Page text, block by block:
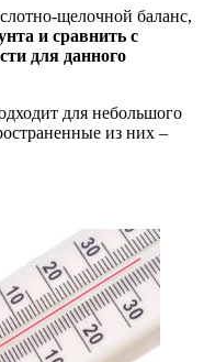
щелочной баланс,
и сравнить с
для данного
для небольшого
из них –